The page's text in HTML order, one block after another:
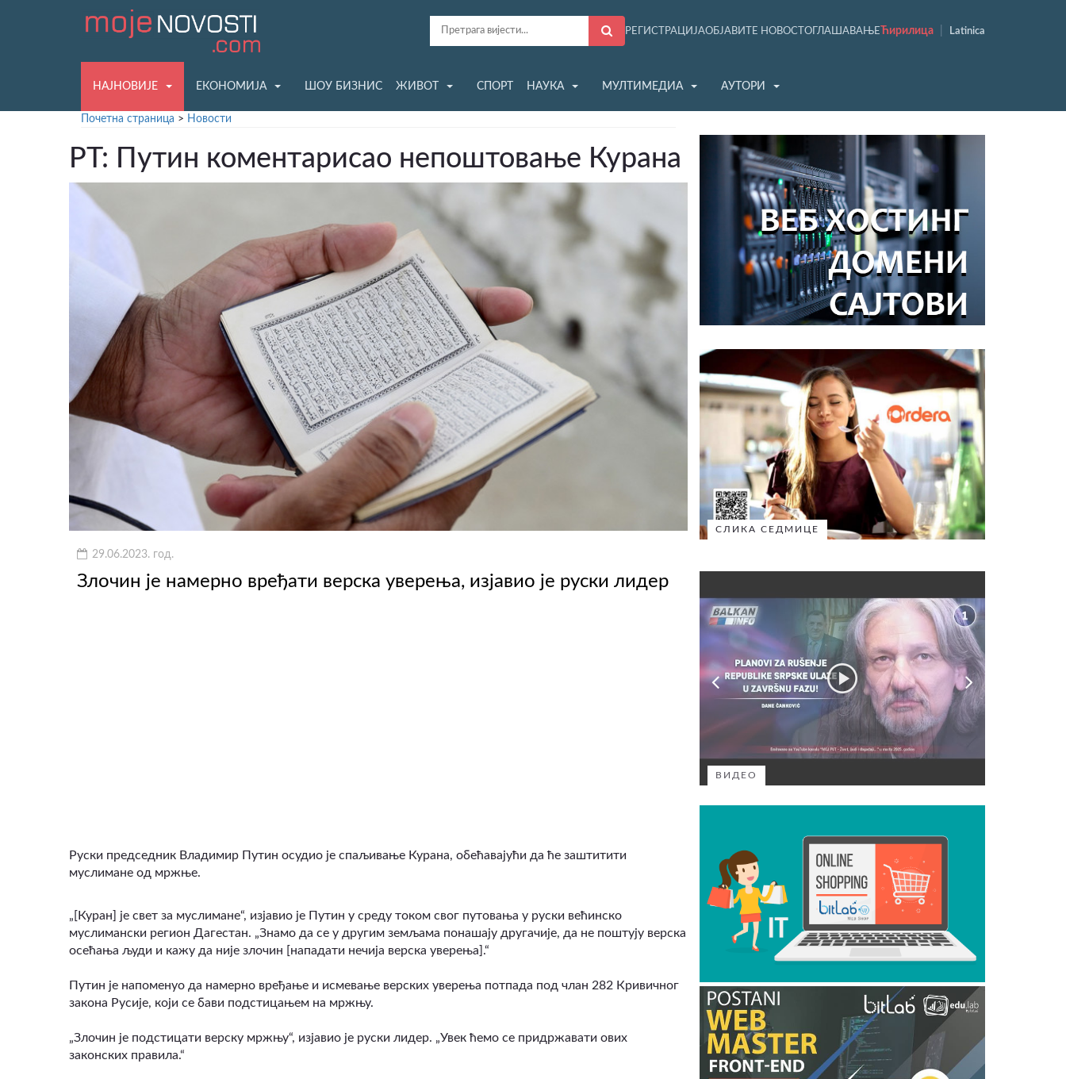
РЕГИСТРАЦИЈАОБЈАВИТЕ НОВОСТ ОГЛАШАВАЊЕ Ћирилица Latinica
НАЈНОВИЈЕ ЕКОНОМИЈА ШОУ БИЗНИС ЖИВОТ СПОРТ НАУКА МУЛТИМЕДИА АУТОРИ
Почетна страница > Новости
РТ: Путин коментарисао непоштовање Курана
29.06.2023. год.
Злочин је намерно вређати верска уверења, изјавио је руски лидер
Руски председник Владимир Путин осудио је спаљивање Курана, обећавајући да ће заштитити
муслимане од мржње.
„[Куран] је свет за муслимане“, изјавио је Путин у среду током свог путовања у руски већинско
муслимански регион Дагестан. „Знамо да се у другим земљама понашају другачије, да не поштују верска
осећања људи и кажу да није злочин [нападати нечија верска уверења].“
Путин је напоменуо да намерно вређање и исмевање верских уверења потпада под члан 282 Кривичног
закона Русије, који се бави подстицањем на мржњу.
„Злочин је подстицати верску мржњу“, изјавио је руски лидер. „Увек ћемо се придржавати ових
законских правила.“
СЛИКА СЕДМИЦЕ
ВИДЕО